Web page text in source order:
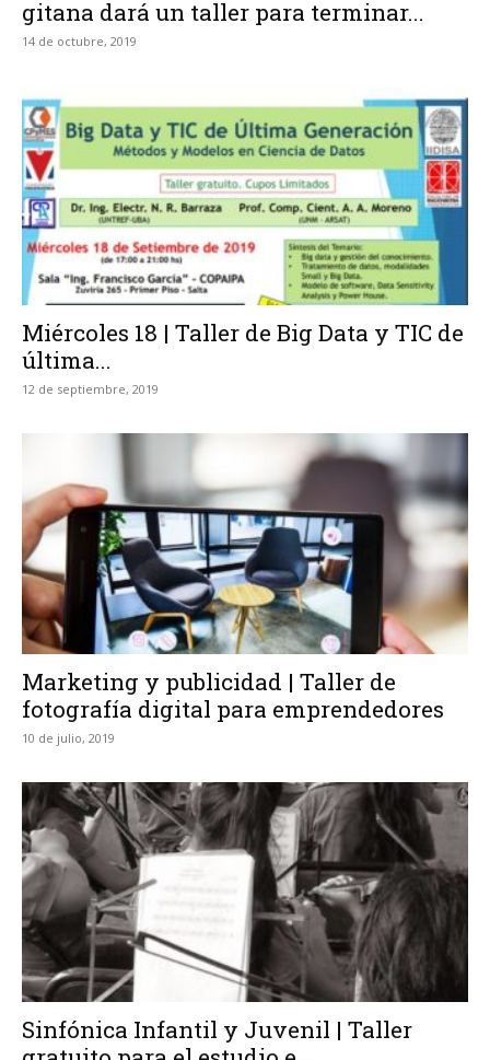
gitana dará un taller para terminar...
14 de octubre, 2019
Miércoles 18 | Taller de Big Data y TIC de
última...
12 de septiembre, 2019
Marketing y publicidad | Taller de
fotografía digital para emprendedores
10 de julio, 2019
Sinfónica Infantil y Juvenil | Taller